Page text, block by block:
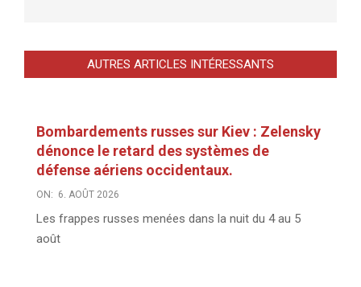
AUTRES ARTICLES INTÉRESSANTS
Bombardements russes sur Kiev : Zelensky
dénonce le retard des systèmes de
défense aériens occidentaux.
ON: 6. AOÛT 2026
Les frappes russes menées dans la nuit du 4 au 5
août